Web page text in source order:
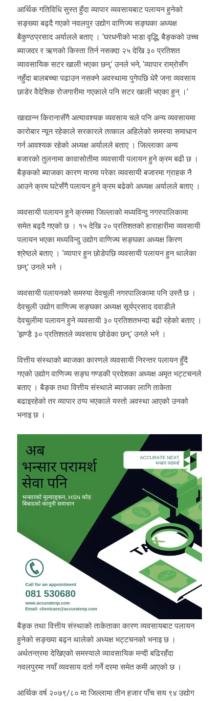
आर्थिक गतिविधि सुस्त हुँदा व्यापार व्यवसायबाट पलायन हुनेको
सङ्ख्या बढ्दै गएको नवलपुर उद्योग वाणिज्य सङ्घका अध्यक्ष
बैकुण्ठप्रसाद अर्यालले बताए । ‘घरधनीको भाडा वृद्धि, बैङ्कको उच्च
ब्याजदर र ऋणको किस्ता तिर्न नसक्दा २५ देखि ३० प्रतिशत
व्यावसायिक सटर खाली भएका छन्,’ उनले भने, ‘व्यापार राम्रोसँग
नहुँदा बालबच्चा पढाउन नसक्ने अवस्थामा पुगेपछि धेरै जना व्यवसाय
छाडेर वैदेशिक रोजगारीमा गएकाले पनि सटर खाली भएका हुन् ।’
खाद्यान्न किरानासँगै अत्यावश्यक व्यवसाय चले पनि अन्य व्यवसायमा
कारोबार न्यून रहेकाले सरकारले तत्काल अहिलेको समस्या समाधान
गर्न आवश्यक रहेको अध्यक्ष अर्यालले बताए । जिल्लाका अन्य
बजारको तुलनामा कावासोतीमा व्यवसायी पलायन हुने क्रम बढी छ ।
बैङ्कको ब्याजका कारण मारमा परेका व्यवसायी बजारमा ग्राहक नै
आउने क्रम घटेसँगै पलायन हुने क्रम बढेको अध्यक्ष अर्यालले बताए ।
व्यवसायी पलायन हुने क्रममा जिल्लाको मध्यविन्दु नगरपालिकामा
समेत बढ्दै गएको छ । १५ देखि २० प्रतिशतको हाराहारीमा व्यवसायी
पलायन भएका मध्यविन्दु उद्योग वाणिज्य सङ्घका अध्यक्ष किरण
श्रेष्ठले बताए । ‘व्यापार हुन छोडेपछि व्यवसायी पलायन हुन थालेका
छन्,’ उनले भने ।
व्यवसायी पलायनको समस्या देवचुली नगरपालिकामा पनि उस्तै छ ।
देवचुली उद्योग वाणिज्य सङ्घका अध्यक्ष सूर्यप्रसाद दवाडीले
देवचुलीमा पलायन हुने व्यवसायी ३० प्रतिशतभन्दा बढी रहेको बताए ।
‘झण्डै ३० प्रतिशतले व्यवसाय छोडेका छन्,’ उनले भने ।
वित्तीय संस्थाको ब्याजका कारणले व्यवसायी निरन्तर पलायन हुँदै
गएको उद्योग वाणिज्य सङ्घ गण्डकी प्रदेशका अध्यक्ष अमृत भट्टचनले
बताए । बैङ्क तथा वित्तीय संस्थाले ब्याजका लागि ताकेता
बढाइरहेको तर व्यापार ठप्प भएकाले यस्तो अवस्था आएको उनको
भनाइ छ ।
बैङ्क तथा वित्तीय संस्थाको ताकेताका कारण व्यवसायबाट पलायन
हुनेको सङ्ख्या बढ्न थालेको अध्यक्ष भट्टचनको भनाइ छ ।
अर्थतन्त्रमा देखिएको समस्याले व्यावसायिक मन्दी बढिरहँदा
नवलपुरमा नयाँ व्यवसाय दर्ता गर्ने दरमा समेत कमी आएको छ ।
आर्थिक वर्ष २०७९/८० मा जिल्लामा तीन हजार पाँच सय ९४ उद्योग